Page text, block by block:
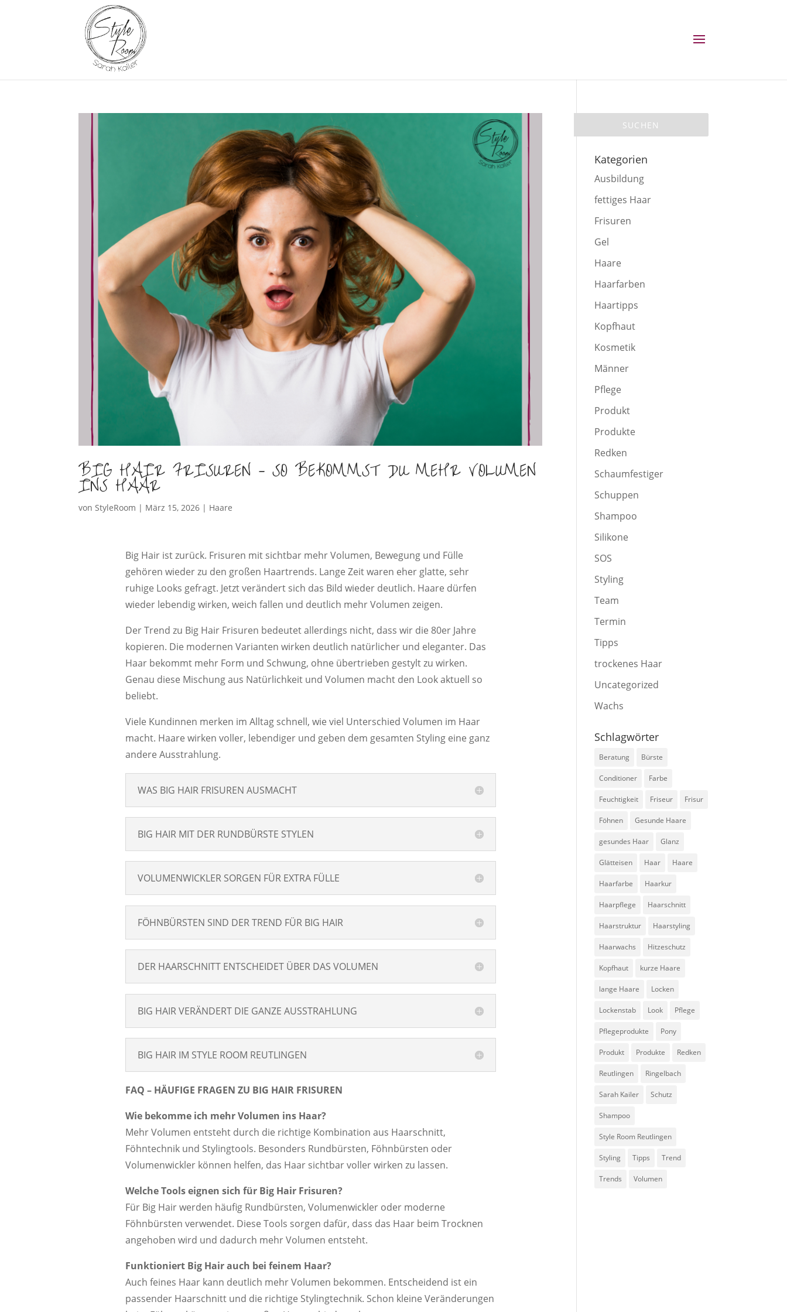
BIG HAIR FRISUREN – SO BEKOMMST DU MEHR VOLUMEN
INS HAAR
vonStyleRoom | März 15, 2026 | Haare
Big Hair ist zurück. Frisuren mit sichtbar mehr Volumen, Bewegung und Fülle
gehören wieder zu den großen Haartrends. Lange Zeit waren eher glatte, sehr
ruhige Looks gefragt. Jetzt verändert sich das Bild wieder deutlich. Haare dürfen
wieder lebendig wirken, weich fallen und deutlich mehr Volumen zeigen.
Der Trend zu Big Hair Frisuren bedeutet allerdings nicht, dass wir die 80er Jahre
kopieren. Die modernen Varianten wirken deutlich natürlicher und eleganter. Das
Haar bekommt mehr Form und Schwung, ohne übertrieben gestylt zu wirken.
Genau diese Mischung aus Natürlichkeit und Volumen macht den Look aktuell so
beliebt.
Viele Kundinnen merken im Alltag schnell, wie viel Unterschied Volumen im Haar
macht. Haare wirken voller, lebendiger und geben dem gesamten Styling eine ganz
andere Ausstrahlung.
WAS BIG HAIR FRISUREN AUSMACHT
BIG HAIR MIT DER RUNDBÜRSTE STYLEN
VOLUMENWICKLER SORGEN FÜR EXTRA FÜLLE
FÖHNBÜRSTEN SIND DER TREND FÜR BIG HAIR
DER HAARSCHNITT ENTSCHEIDET ÜBER DAS VOLUMEN
BIG HAIR VERÄNDERT DIE GANZE AUSSTRAHLUNG
BIG HAIR IM STYLE ROOM REUTLINGEN
FAQ – HÄUFIGE FRAGEN ZU BIG HAIR FRISUREN
Wie bekomme ich mehr Volumen ins Haar?
Mehr Volumen entsteht durch die richtige Kombination aus Haarschnitt,
Föhntechnik und Stylingtools. Besonders Rundbürsten, Föhnbürsten oder
Volumenwickler können helfen, das Haar sichtbar voller wirken zu lassen.
Welche Tools eignen sich für Big Hair Frisuren?
Für Big Hair werden häufig Rundbürsten, Volumenwickler oder moderne
Föhnbürsten verwendet. Diese Tools sorgen dafür, dass das Haar beim Trocknen
angehoben wird und dadurch mehr Volumen entsteht.
Funktioniert Big Hair auch bei feinem Haar?
Auch feines Haar kann deutlich mehr Volumen bekommen. Entscheidend ist ein
passender Haarschnitt und die richtige Stylingtechnik. Schon kleine Veränderungen
Kategorien
Ausbildung
fettiges Haar
Frisuren
Gel
Haare
Haarfarben
Haartipps
Kopfhaut
Kosmetik
Männer
Pflege
Produkt
Produkte
Redken
Schaumfestiger
Schuppen
Shampoo
Silikone
SOS
Styling
Team
Termin
Tipps
trockenes Haar
Uncategorized
Wachs
Schlagwörter
Beratung Bürste
Conditioner Farbe
Feuchtigkeit Friseur Frisur
Föhnen Gesunde Haare
gesundes Haar Glanz
Glätteisen Haar Haare
Haarfarbe Haarkur
Haarpflege Haarschnitt
Haarstruktur Haarstyling
Haarwachs Hitzeschutz
Kopfhaut kurze Haare
lange Haare Locken
Lockenstab Look Pflege
Pflegeprodukte Pony
Produkt Produkte Redken
Reutlingen Ringelbach
Sarah Kailer Schutz
Shampoo
Style Room Reutlingen
Styling Tipps Trend
Trends Volumen